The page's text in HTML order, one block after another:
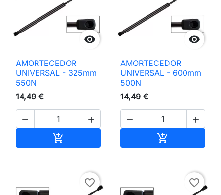

AMORTECEDOR
UNIVERSAL - 325mm
550N
14,49 €
 


AMORTECEDOR
UNIVERSAL - 600mm
500N
14,49 €
 

favorite_border favorite_border